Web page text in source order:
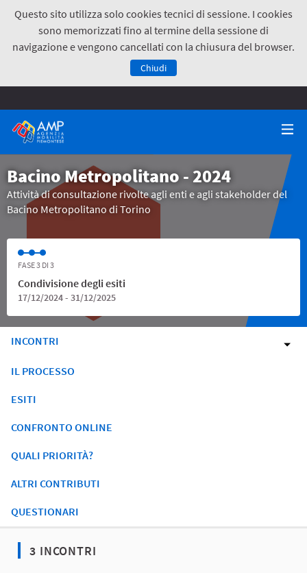
Questo sito utilizza solo cookies tecnici di sessione. I cookies
sono memorizzati fino al termine della sessione di
navigazione e vengono cancellati con la chiusura del browser.
Chiudi
Bacino Metropolitano - 2024
Attività di consultazione rivolte agli enti e agli stakeholder del
Bacino Metropolitano di Torino
FASE 3 DI 3
Condivisione degli esiti
17/12/2024 - 31/12/2025
INCONTRI
IL PROCESSO
ESITI
CONFRONTO ONLINE
QUALI PRIORITÀ?
ALTRI CONTRIBUTI
QUESTIONARI
3 INCONTRI